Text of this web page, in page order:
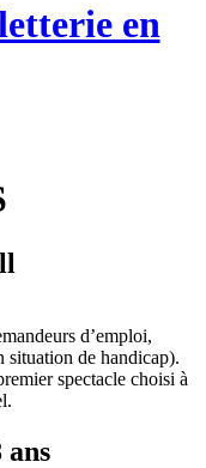
en
d’emploi,
de handicap).
spectacle choisi à
ans